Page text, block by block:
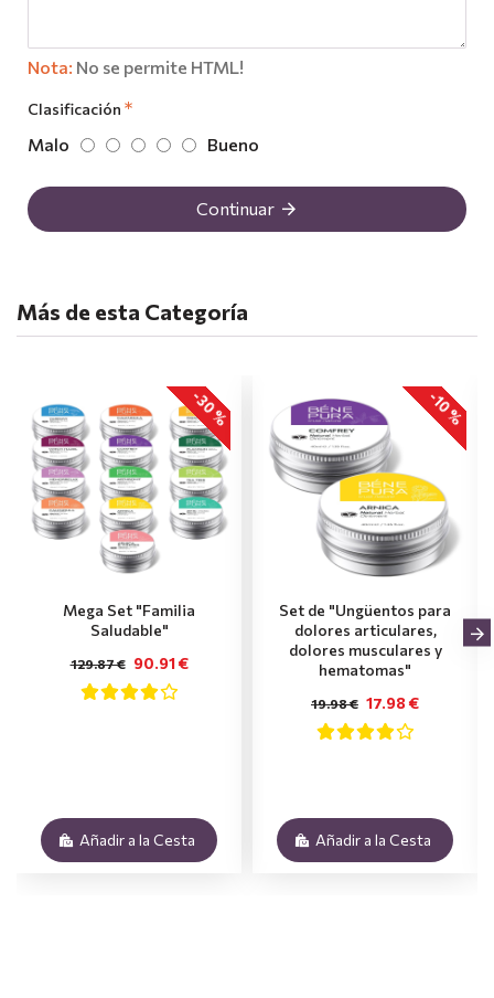
Nota: No se permite HTML!
Clasificación
Malo Bueno
Continuar
Más de esta Categoría
-30 %
Mega Set "Familia
Saludable"
90.91 €
129.87 €
Añadir a la Cesta
-10 %
Set de "Ungüentos para
dolores articulares,
dolores musculares y
hematomas"
17.98 €
19.98 €
Añadir a la Cesta